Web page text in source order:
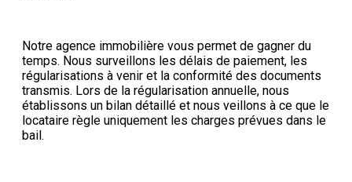
Notre agence immobilière vous permet de gagner du
temps. Nous surveillons les délais de paiement, les
régularisations à venir et la conformité des documents
transmis. Lors de la régularisation annuelle, nous
établissons un bilan détaillé et nous veillons à ce que le
locataire règle uniquement les charges prévues dans le
bail.